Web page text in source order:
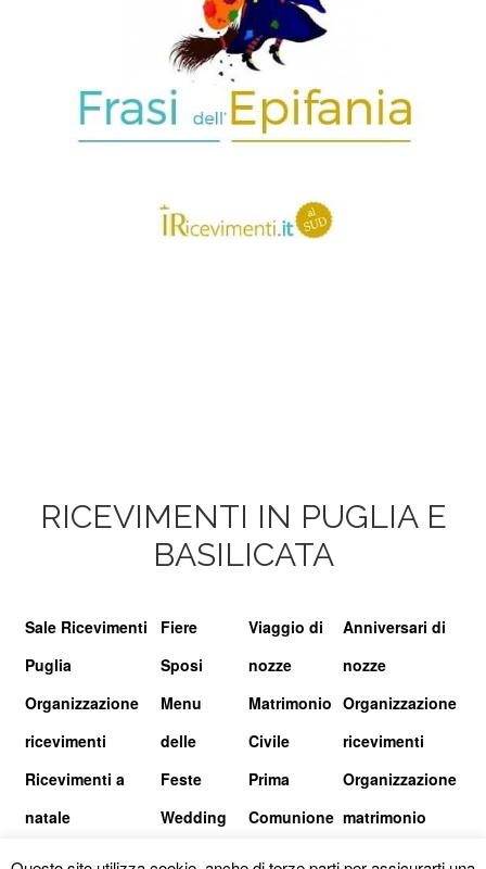
RICEVIMENTI IN PUGLIA E
BASILICATA
Sale Ricevimenti
Puglia
Organizzazione
ricevimenti
Ricevimenti a
natale
Fiere
Sposi
Menu
delle
Feste
Wedding
Viaggio di
nozze
Matrimonio
Civile
Prima
Comunione
Anniversari di
nozze
Organizzazione
ricevimenti
Organizzazione
matrimonio